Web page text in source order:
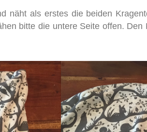
näht als erstes die beiden
bitte die untere Seite offen.